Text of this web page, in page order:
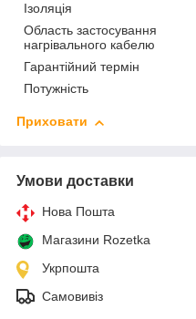
Ізоляція
Область застосування
нагрівального кабелю
Гарантійний термін
Потужність
Приховати
Умови доставки
Нова Пошта
Магазини Rozetka
Укрпошта
Самовивіз